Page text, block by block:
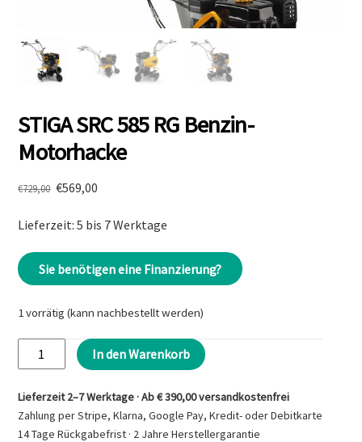
STIGA SRC 585 RG Benzin-
Motorhacke
€729,00 Ursprünglicher
war:
€569,00
ist:
Lieferzeit: 5 bis 7 Werktage
Sie benötigen eine Finanzierung?
1 vorrätig (kann nachbestellt werden)
STIGA
SRC
585
RG
Benzin-
In den Warenkorb
Lieferzeit 2–7 Werktage · Ab € 390,00 versandkostenfrei
Zahlung per Stripe, Klarna, Google Pay, Kredit- oder Debitkarte
14 Tage Rückgabefrist · 2 Jahre Herstellergarantie